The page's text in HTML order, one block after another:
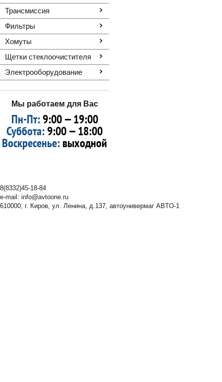
Трансмиссия
Фильтры
Хомуты
Щетки стеклоочистителя
Электрооборудование
Мы работаем для Вас
Пн-Пт:9:00 — 19:00
Суббота:9:00 — 18:00
Воскресенье:выходной
8(8332)45-18-84
e-mail: info@avtoone.ru
610000, г. Киров, ул. Ленина, д.137, автоунивермаг ABTO-1